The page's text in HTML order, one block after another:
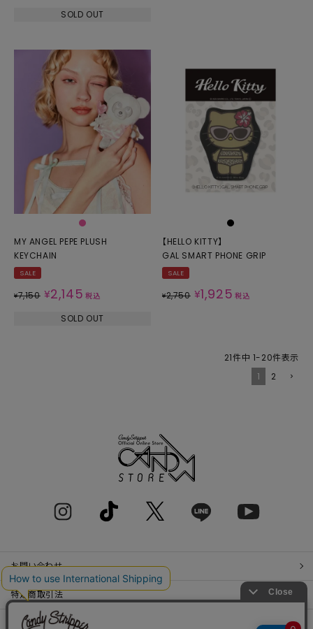
SOLD OUT
MY ANGEL PEPE PLUSH
KEYCHAIN
SALE
¥7,150 ¥2,145 税込
SOLD OUT
【HELLO KITTY】
GAL SMART PHONE GRIP
SALE
¥2,750 ¥1,925 税込
21件中 1-20件表示
1
2
お問い合わせ
特定商取引法
プライバシーポリシー